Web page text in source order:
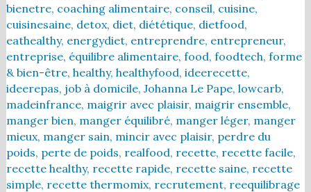
bienetre, coaching alimentaire, conseil, cuisine,
cuisinesaine, detox, diet, diététique, dietfood,
eathealthy, energydiet, entreprendre, entrepreneur,
entreprise, équilibre alimentaire, food, foodtech, forme
& bien-être, healthy, healthyfood, ideerecette,
ideerepas, job à domicile, Johanna Le Pape, lowcarb,
madeinfrance, maigrir avec plaisir, maigrir ensemble,
manger bien, manger équilibré, manger léger, manger
mieux, manger sain, mincir avec plaisir, perdre du
poids, perte de poids, realfood, recette, recette facile,
recette healthy, recette rapide, recette saine, recette
simple, recette thermomix, recrutement, reequilibrage